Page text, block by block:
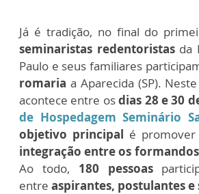
Já é tradição, no final do
seminaristas redentoristasda
Paulo e seus familiares
romaria a Aparecida (SP).
acontece entre osdias 28 e 30
de Hospedagem Seminário
objetivo principal é
integração entre os formandos
Ao todo, 180 pessoas
entre aspirantes, postulantes